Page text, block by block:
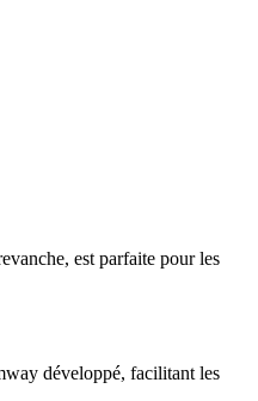
est parfaite pour les
développé, facilitant les